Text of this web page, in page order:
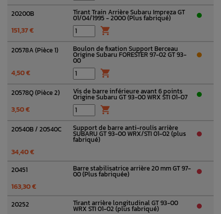
20200B Tirant Train Arrière Subaru Impreza GT
01/04/1995 - 2000 (Plus fabriqué)
151,37 € 
20578A (Pièce 1) Boulon de fixation Support Berceau
Origine Subaru FORESTER 97-02 GT 93-
00
4,50 € 
20578Q (Pièce 2) Vis de barre inférieure avant 6 points
Origine Subaru GT 93-00 WRX STI 01-07
3,50 € 
20540B / 20540C Support de barre anti-roulis arrière
SUBARU GT 93-00 WRX/STI 01-02 (plus
fabriqué)
34,40 €
20451 Barre stabilisatrice arrière 20 mm GT 97-
00 (Plus fabriquée)
163,30 €
20252 Tirant arrière longitudinal GT 93-00
WRX STI 01-02 (plus fabriqué)